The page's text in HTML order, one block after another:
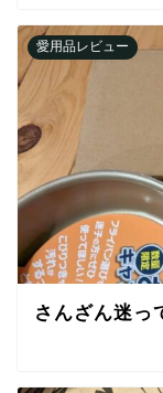
愛用品レビュー
さんざん迷っ